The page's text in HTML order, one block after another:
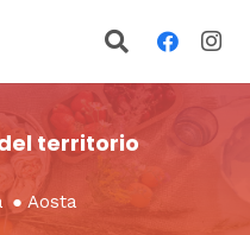
territorio
● Aosta